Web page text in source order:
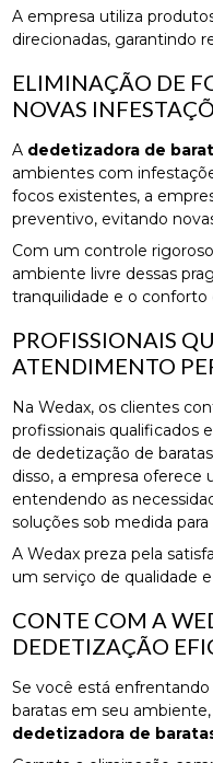
A empresa utiliza
direcionadas, garantindo
ELIMINAÇÃO DE
NOVAS
A dedetizadora de
ambientes com
focos existentes, a
preventivo, evitando
Com um controle
ambiente livre dessas
tranquilidade e o conforto
PROFISSIONAIS
ATENDIMENTO
Na Wedax, os clientes
profissionais qualificados
de dedetização de
disso, a empresa
entendendo as
soluções sob medida para
A Wedax preza pela
um serviço de qualidade
CONTE COM A
DEDETIZAÇÃO
Se você está
baratas em seu
dedetizadora de